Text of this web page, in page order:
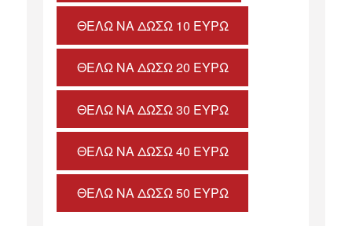
ΘΈΛΩ ΝΑ ΔΏΣΩ 10 ΕΥΡΏ
ΘΈΛΩ ΝΑ ΔΏΣΩ 20 ΕΥΡΏ
ΘΈΛΩ ΝΑ ΔΏΣΩ 30 ΕΥΡΏ
ΘΈΛΩ ΝΑ ΔΏΣΩ 40 ΕΥΡΏ
ΘΈΛΩ ΝΑ ΔΏΣΩ 50 ΕΥΡΏ